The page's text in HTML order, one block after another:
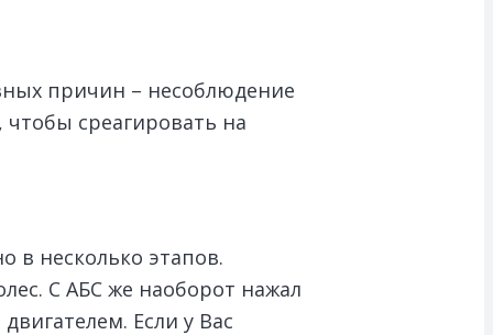
причин – несоблюдение
среагировать на
в несколько этапов.
С АБС же наоборот нажал
Если у Вас